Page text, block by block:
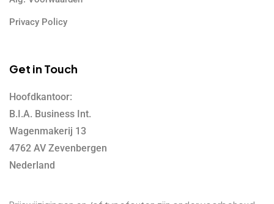
Privacy Policy
Get in Touch
Hoofdkantoor:
B.I.A. Business Int.
Wagenmakerij 13
4762 AV Zevenbergen
Nederland